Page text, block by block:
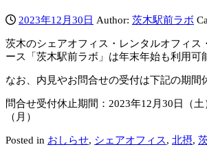
2023年12月30日 Author: 茨木駅前ラボ
茨木のシェアオフィス・レンタルオフィス
ース「茨木駅前ラボ」は年末年始も利用可
なお、内見やお問合せの受付は下記の期間
問合せ受付休止期間：2023年12月30日（土
（月）
Posted in おしらせ, シェアオフィス, 北摂,